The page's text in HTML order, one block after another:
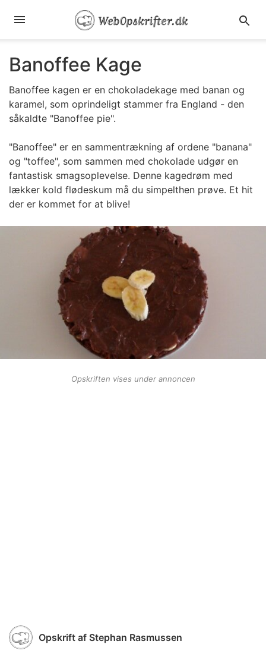
Banoffee Kage
Banoffee kagen er en chokoladekage med banan og
karamel, som oprindeligt stammer fra England - den
såkaldte "Banoffee pie".
"Banoffee" er en sammentrækning af ordene "banana"
og "toffee", som sammen med chokolade udgør en
fantastisk smagsoplevelse. Denne kagedrøm med
lækker kold flødeskum må du simpelthen prøve. Et hit
der er kommet for at blive!
Opskriften vises under annoncen
Opskrift af Stephan Rasmussen